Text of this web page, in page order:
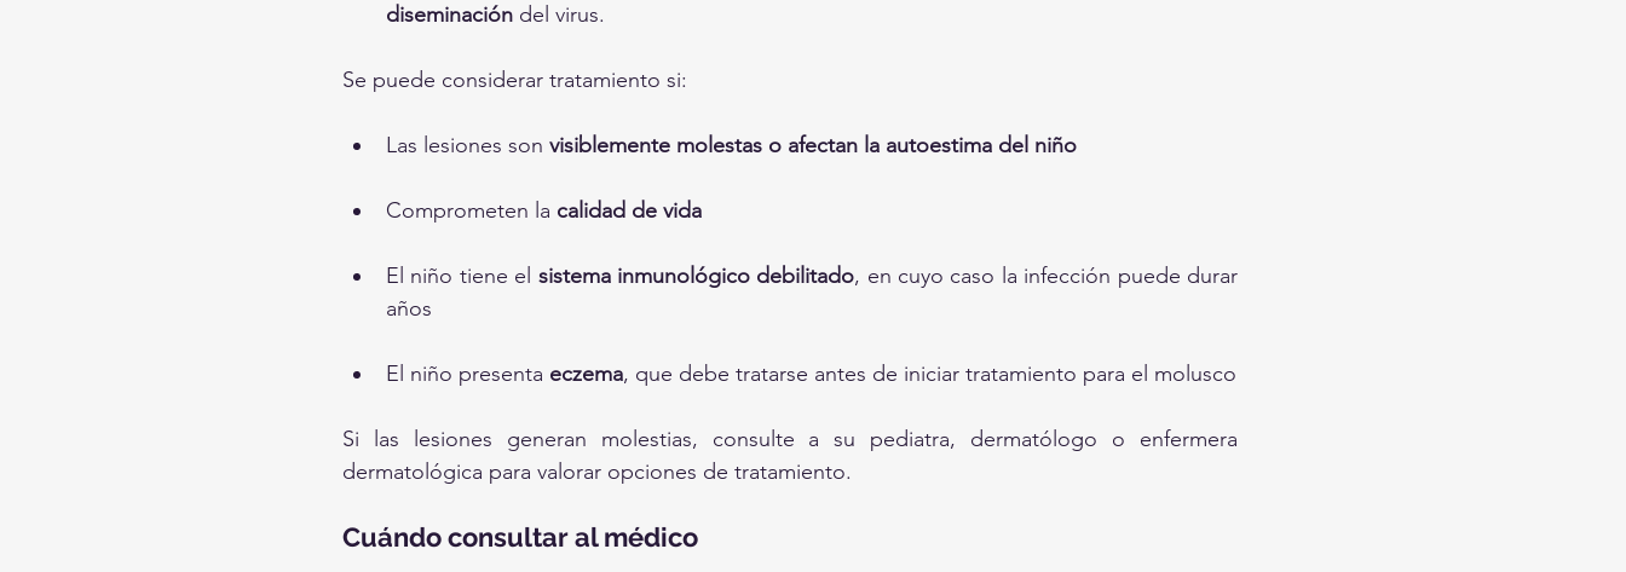
diseminación del virus.
Se puede considerar tratamiento si:
Las lesiones son visiblemente molestas o afectan la autoestima del niño
Comprometen la calidad de vida
El niño tiene el sistema inmunológico debilitado, en cuyo caso la infección puede durar
años
El niño presenta eczema, que debe tratarse antes de iniciar tratamiento para el molusco
Si las lesiones generan molestias, consulte a su pediatra, dermatólogo o enfermera
dermatológica para valorar opciones de tratamiento.
Cuándo consultar al médico